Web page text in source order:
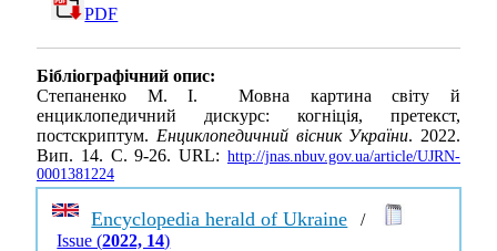
PDF
Бібліографічний опис:
Степаненко М. І. Мовна картина світу й
енциклопедичний дискурс: когніція, претекст,
постскриптум. Енциклопедичний вісник України. 2022.
Вип. 14. С. 9-26. URL: http://jnas.nbuv.gov.ua/article/UJRN-
0001381224
Encyclopedia herald of Ukraine /
Issue (2022, 14)